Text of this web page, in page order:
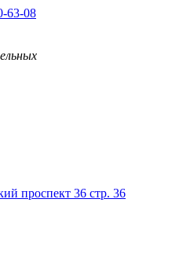
63-08
проспект 36 стр. 36